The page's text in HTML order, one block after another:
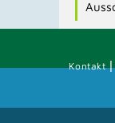
Kontakt